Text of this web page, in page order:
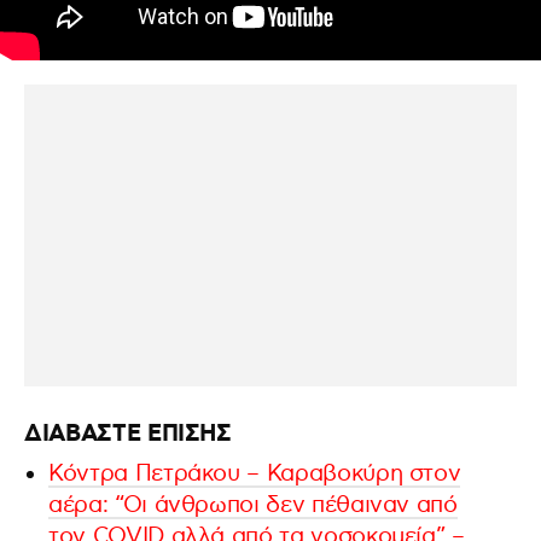
ΔΙΑΒΑΣΤΕ ΕΠΙΣΗΣ
Κόντρα Πετράκου – Καραβοκύρη στον
αέρα: “Οι άνθρωποι δεν πέθαιναν από